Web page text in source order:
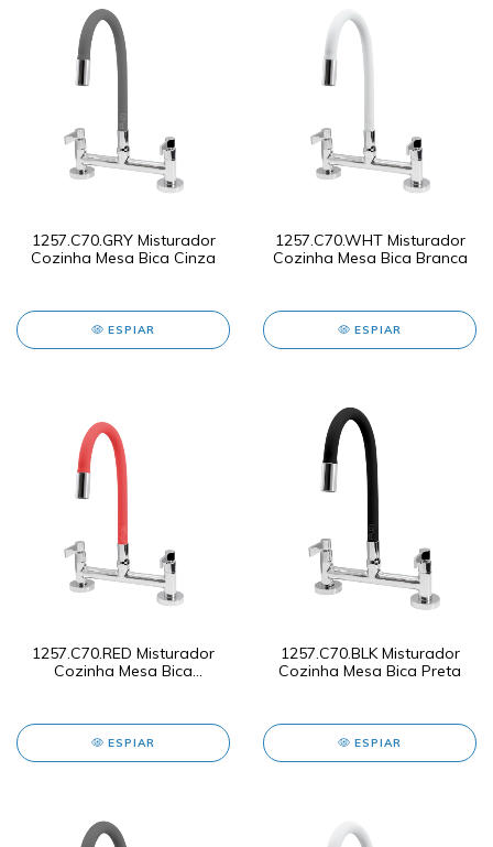
1257.C70.GRY Misturador
Cozinha Mesa Bica Cinza
ESPIAR
1257.C70.WHT Misturador
Cozinha Mesa Bica Branca
ESPIAR
1257.C70.RED Misturador
Cozinha Mesa Bica
ESPIAR
1257.C70.BLK Misturador
Cozinha Mesa Bica Preta
ESPIAR